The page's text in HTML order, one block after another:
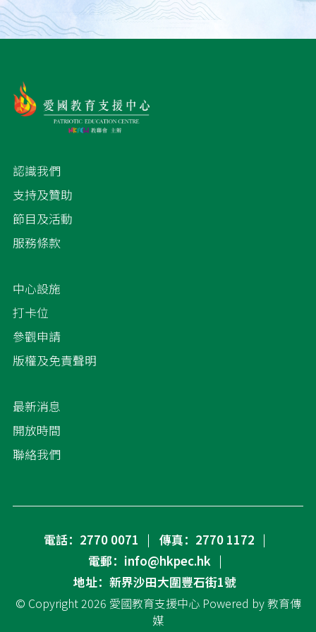
認識我們
支持及贊助
節目及活動
服務條款
中心設施
打卡位
參觀申請
版權及免責聲明
最新消息
開放時間
聯絡我們
電話：2770 0071
傳真：2770 1172
電郵：info@hkpec.hk
地址：新界沙田大圍豐石街1號
© Copyright 2026 愛國教育支援中心 Powered by教育傳
媒